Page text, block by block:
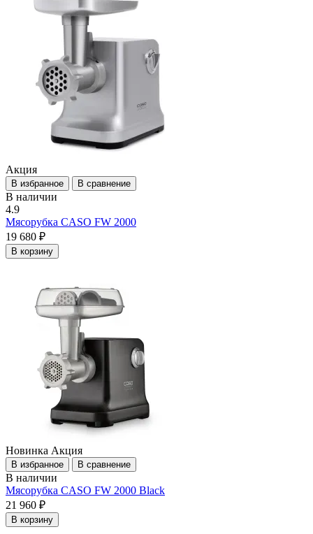
Акция
В избранное В сравнение
В наличии
4.9
Мясорубка CASO FW 2000
19 680 ₽
В корзину
Новинка Акция
В избранное В сравнение
В наличии
Мясорубка CASO FW 2000 Black
21 960 ₽
В корзину